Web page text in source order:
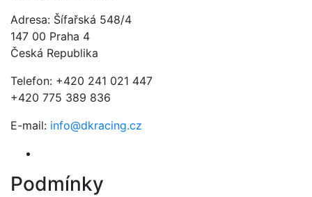
Adresa: Šífařská 548/4
147 00 Praha 4
Česká Republika
Telefon: +420 241 021 447
+420 775 389 836
E-mail: info@dkracing.cz
Podmínky